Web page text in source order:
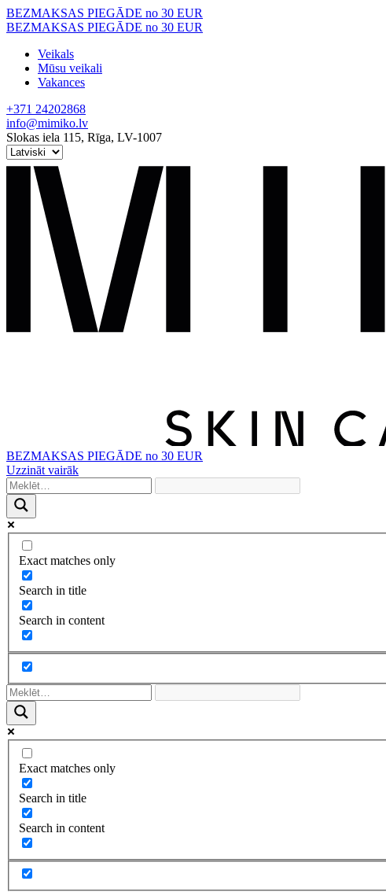
Skip
to
BEZMAKSAS PIEGĀDE no 30 EUR
BEZMAKSAS PIEGĀDE no 30 EUR
Veikals
Mūsu veikali
Vakances
+371 24202868
info@mimiko.lv
Slokas iela 115, Rīga, LV-1007
BEZMAKSAS PIEGĀDE no 30 EUR
Uzzināt vairāk
Exact matches only
Search in title
Search in content
Exact matches only
Search in title
Search in content